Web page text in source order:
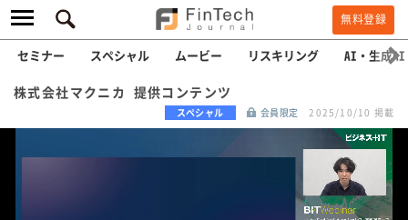
無料登録
セミナー スペシャル ムービー リスキリング AI・生成AI
株式会社マクニカ 提供コンテンツ
スペシャル 会員限定 2025/10/10 掲載